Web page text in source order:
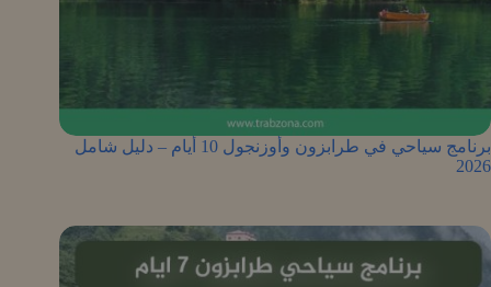
برنامج سياحي في طرابزون وأوزنجول 10 أيام – دليل شامل
2026